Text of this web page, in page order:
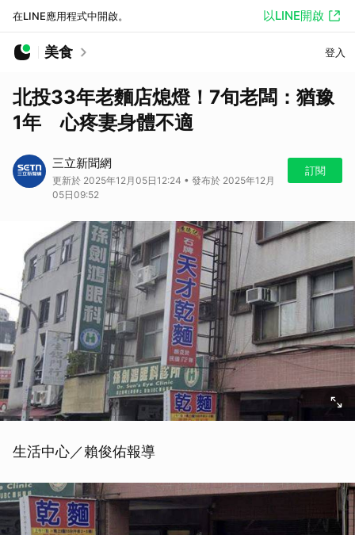
在LINE應用程式中開啟。 以LINE開啟
美食 登入
北投33年老麵店熄燈！7旬老闆：猶豫
1年 心疼妻身體不適
三立新聞網
更新於 2025年12月05日12:24 • 發布於 2025年12月
05日09:52
訂閱
生活中心／賴俊佑報導